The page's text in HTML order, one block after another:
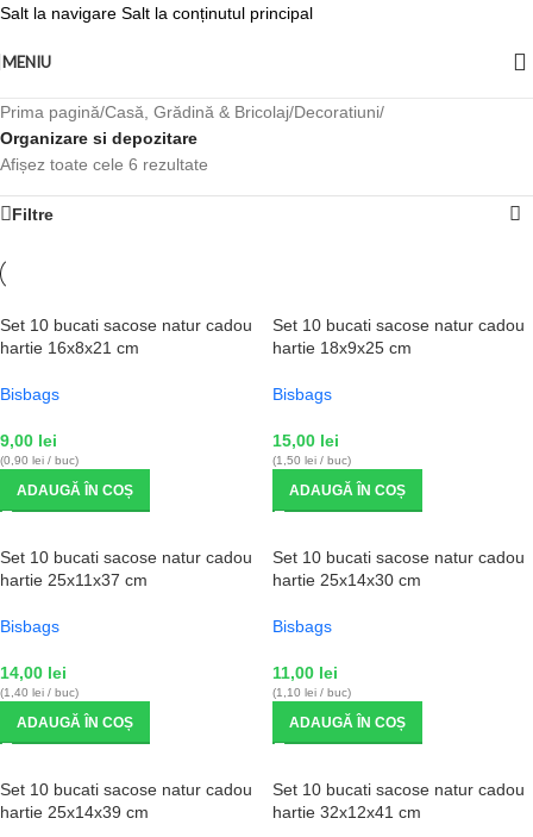
Salt la navigare Salt la conținutul principal
MENIU
Prima pagină/Casă, Grădină & Bricolaj/Decoratiuni/
Organizare si depozitare
Afișez toate cele 6 rezultate
Filtre
Set 10 bucati sacose natur cadou
hartie 16x8x21 cm
Bisbags
9,00 lei
(0,90 lei / buc)
ADAUGĂ ÎN COȘ
Set 10 bucati sacose natur cadou
hartie 18x9x25 cm
Bisbags
15,00 lei
(1,50 lei / buc)
ADAUGĂ ÎN COȘ
Set 10 bucati sacose natur cadou
hartie 25x11x37 cm
Bisbags
14,00 lei
(1,40 lei / buc)
ADAUGĂ ÎN COȘ
Set 10 bucati sacose natur cadou
hartie 25x14x30 cm
Bisbags
11,00 lei
(1,10 lei / buc)
ADAUGĂ ÎN COȘ
Set 10 bucati sacose natur cadou
hartie 25x14x39 cm
Set 10 bucati sacose natur cadou
hartie 32x12x41 cm